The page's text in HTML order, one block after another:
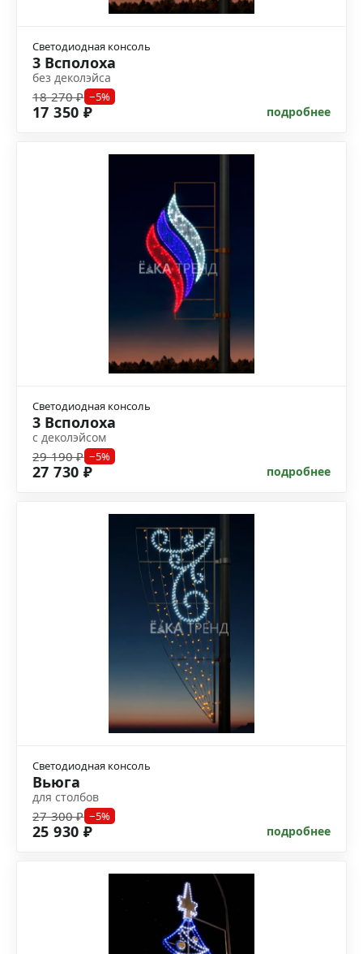
Светодиодная консоль
3 Всполоха
без деколэйса
18 270 ₽ −5%
17 350 ₽ подробнее
Светодиодная консоль
3 Всполоха
с деколэйсом
29 190 ₽ −5%
27 730 ₽ подробнее
Светодиодная консоль
Вьюга
для столбов
27 300 ₽ −5%
25 930 ₽ подробнее